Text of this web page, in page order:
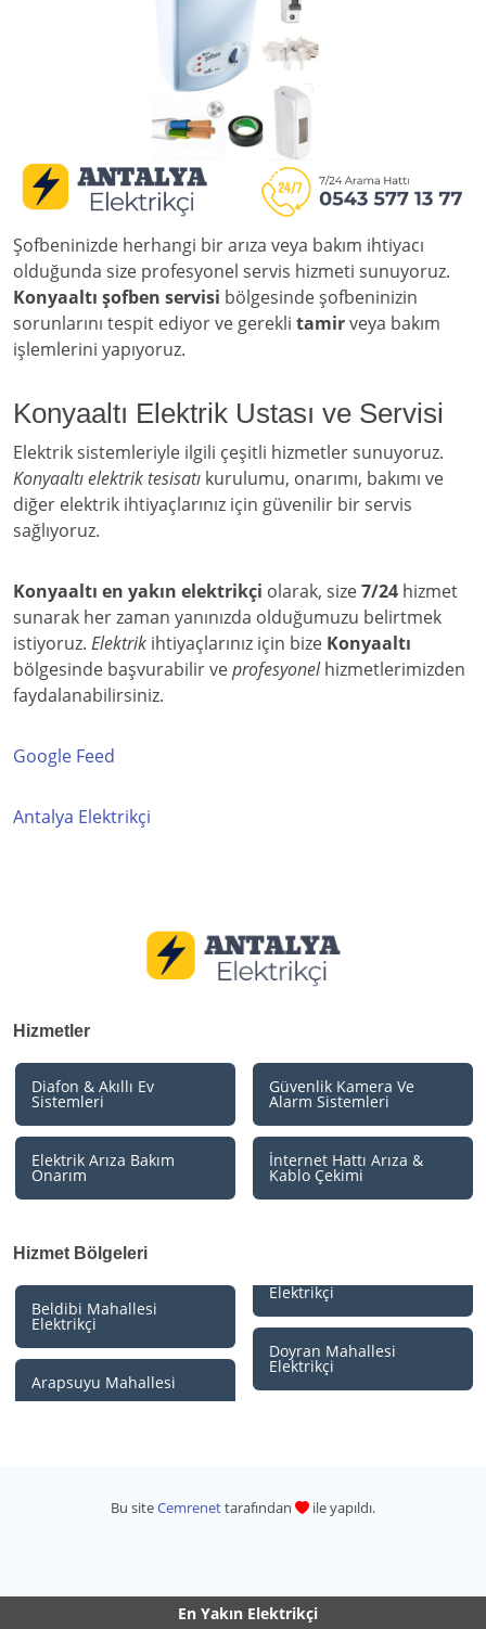
Şofbeninizde herhangi bir arıza veya bakım ihtiyacı
olduğunda size profesyonel servis hizmeti sunuyoruz.
Konyaaltı şofben servisi bölgesinde şofbeninizin
sorunlarını tespit ediyor ve gerekli tamirveya bakım
işlemlerini yapıyoruz.
Konyaaltı Elektrik Ustası ve Servisi
Elektrik sistemleriyle ilgili çeşitli hizmetler sunuyoruz.
Konyaaltı elektrik tesisatı kurulumu, onarımı, bakımı ve
diğer elektrik ihtiyaçlarınız için güvenilir bir servis
sağlıyoruz.
Konyaaltı en yakın elektrikçi olarak, size7/24 hizmet
sunarak her zaman yanınızda olduğumuzu belirtmek
istiyoruz. Elektrik ihtiyaçlarınız için bize Konyaaltı
bölgesinde başvurabilir veprofesyonelhizmetlerimizden
faydalanabilirsiniz.
Google Feed
Antalya Elektrikçi
Hizmetler
Diafon & Akıllı Ev
Sistemleri
Elektrik Arıza Bakım
Onarım
Güvenlik Kamera Ve
Alarm Sistemleri
İnternet Hattı Arıza &
Kablo Çekimi
Hizmet Bölgeleri
Beldibi Mahallesi
Elektrikçi
Arapsuyu Mahallesi
Elektrikçi
Doyran Mahallesi
Elektrikçi
Bu siteCemrenettarafından ile yapıldı.
En Yakın Elektrikçi